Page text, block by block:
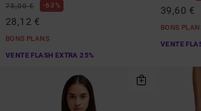
75,00 € 63%
28,12 €
BONS PLANS
VENTE FLASH EXTRA 25%
39,60 €
BONS
VENTE